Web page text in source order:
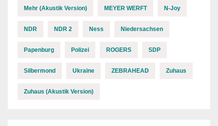
Mehr (Akustik Version) MEYER WERFT N-Joy
NDR NDR 2 Ness Niedersachsen
Papenburg Polizei ROGERS SDP
Silbermond Ukraine ZEBRAHEAD Zuhaus
Zuhaus (Akustik Version)